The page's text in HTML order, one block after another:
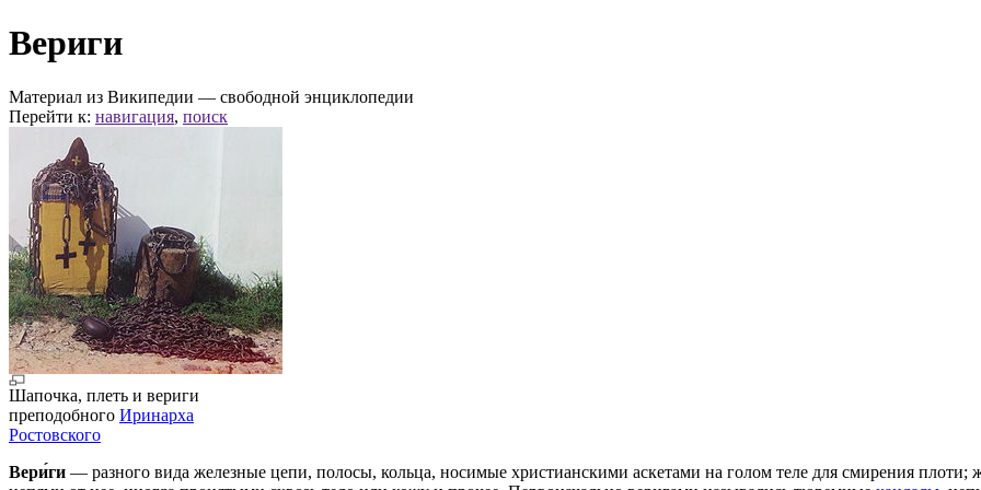
Вериги
Материал из Википедии — свободной энциклопедии
Перейти к: навигация, поиск
Шапочка, плеть и вериги
преподобного Иринарха
Ростовского
Вери́ги — разного вида железные цепи, полосы, кольца, носимые христианскими аскетами на голом теле для смирения